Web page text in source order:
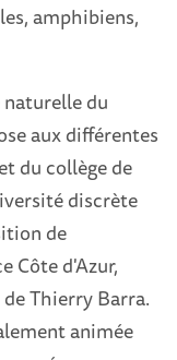
amphibiens,
du
aux différentes
du collège de
discrète
de
Côte d'Azur,
Thierry Barra.
animée